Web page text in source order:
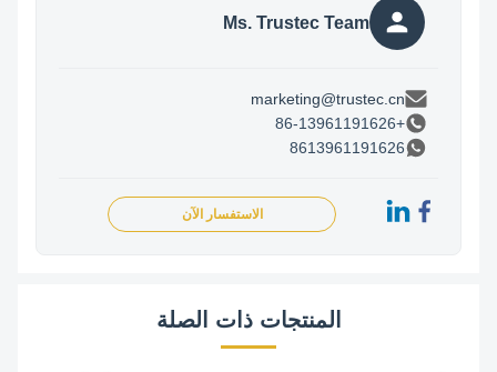
Ms. Trustec Team
marketing@trustec.cn
8613961191626
الاستفسار الآن
المنتجات ذات الصلة